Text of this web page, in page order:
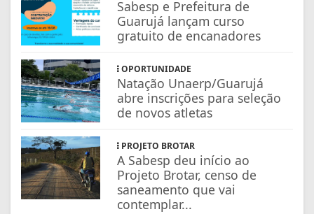
Sabesp e Prefeitura de
Guarujá lançam curso
gratuito de encanadores
OPORTUNIDADE
Natação Unaerp/Guarujá
abre inscrições para seleção
de novos atletas
PROJETO BROTAR
A Sabesp deu início ao
Projeto Brotar, censo de
saneamento que vai
contemplar...